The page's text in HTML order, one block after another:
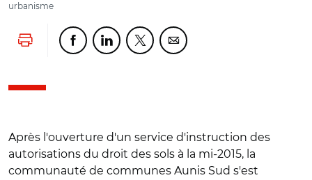
urbanisme
Lancer l'impressionPartager cette page sur Facebook
Partager cette page sur Linkedin
Partager cette page sur Twitter
Partager cette page sur
Après l'ouverture d'un service d'instruction des
autorisations du droit des sols à la mi-2015, la
communauté de communes Aunis Sud s'est